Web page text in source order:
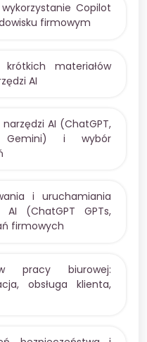
Copilot
firmowym
materiałów
AI
AI (ChatGPT,
Gemini) i wybór
i uruchamiania
AI (ChatGPT GPTs,
firmowych
pracy biurowej:
obsługa klienta,